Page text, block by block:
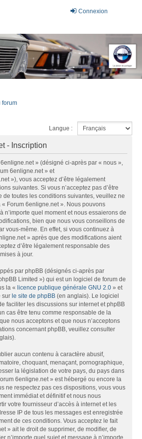
Connexion
forum
Langue :
- Inscription
» (désigné ci-après par « nous »,
6enligne.net » et
»), vous acceptez d’être légalement
suivantes. Si vous n’acceptez pas d’être
de toutes les conditions suivantes, veuillez ne
Forum 6enligne.net ». Nous pouvons
n’importe quel moment et nous essaierons de
bien que nous vous conseillons de
vous-même. En effet, si vous continuez à
» après que des modifications aient
d’être légalement responsable des
à jour.
par phpBB (désignés ci-après par
Limited ») qui est un logiciel de forum de
la « licence publique générale GNU 2.0 » et
sur le site de phpBB (en anglais). Le logiciel
faciliter les discussions sur internet et phpBB
cas être tenu comme responsable de la
nous acceptons et que nous n’acceptons
concernant phpBB, veuillez consulter
aucun contenu à caractère abusif,
choquant, menaçant, pornographique,
la législation de votre pays, du pays dans
6enligne.net » est hébergé ou encore la
ne respectez pas ces dispositions, vous vous
immédiat et définitif et nous nous
votre fournisseur d’accès à internet et les
IP de tous les messages est enregistrée
de ces conditions. Vous acceptez le fait
» ait le droit de supprimer, de modifier, de
n’importe quel sujet et message à n’importe